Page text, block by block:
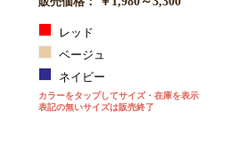
レッド
ベージュ
ネイビー
カラーをタップしてサイズ・在庫を表示
表記の無いサイズは販売終了